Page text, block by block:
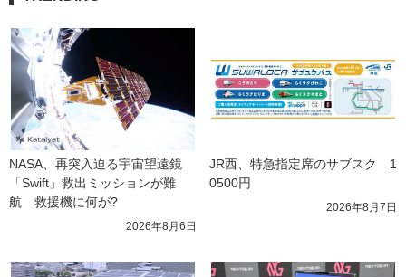
NASA、再突入迫る宇宙望遠鏡
「Swift」救出ミッションが難
航　救援機に何が?
2026年8月6日
JR西、特急指定席のサブスク　1
0500円
2026年8月7日